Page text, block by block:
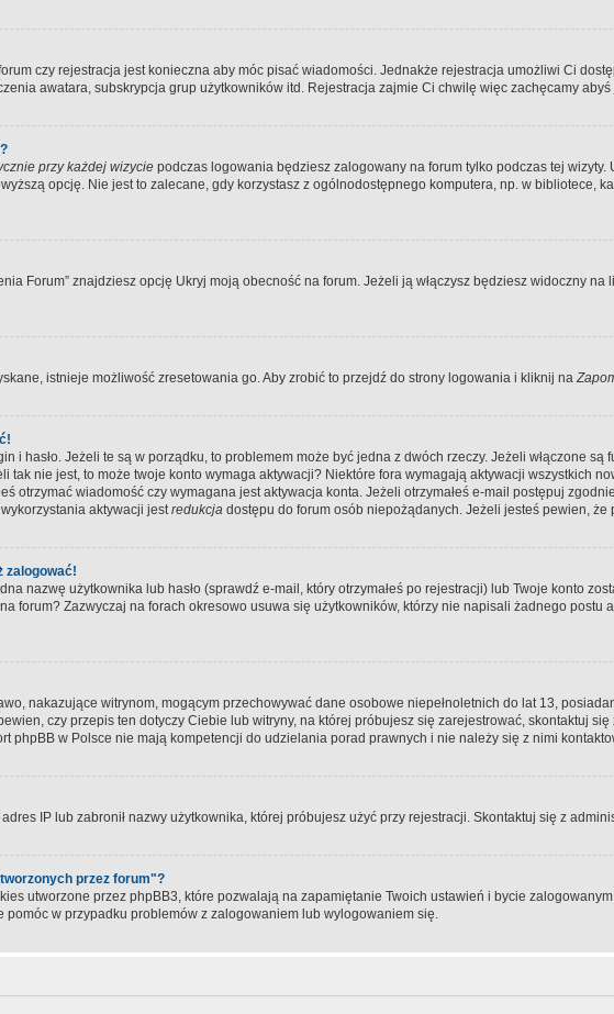
czy rejestracja jest konieczna aby móc pisać wiadomości. Jednakże rejestracja umożliwi Ci
awatara, subskrypcja grup użytkowników itd. Rejestracja zajmie Ci chwilę więc zachęcamy abyś
przy każdej wizycie podczas logowania będziesz zalogowany na forum tylko podczas tej
opcję. Nie jest to zalecane, gdy korzystasz z ogólnodostępnego komputera, np. w bibliotece,
Forum” znajdziesz opcję Ukryj moją obecność na forum. Jeżeli ją włączysz będziesz widoczny
istnieje możliwość zresetowania go. Aby zrobić to przejdź do strony logowania i kliknij na
i hasło. Jeżeli te są w porządku, to problemem może być jedna z dwóch rzeczy. Jeżeli włączone są
tak nie jest, to może twoje konto wymaga aktywacji? Niektóre fora wymagają aktywacji wszystkich
otrzymać wiadomość czy wymagana jest aktywacja konta. Jeżeli otrzymałeś e-mail postępuj
aktywacji jestredukcja dostępu do forum osób niepożądanych. Jeżeli jesteś pewien,
zalogować!
nazwę użytkownika lub hasło (sprawdź e-mail, który otrzymałeś po rejestracji) lub Twoje konto
forum? Zazwyczaj na forach okresowo usuwa się użytkowników, którzy nie napisali żadnego
nakazujące witrynom, mogącym przechowywać dane osobowe niepełnoletnich do lat 13,
czy przepis ten dotyczy Ciebie lub witryny, na której próbujesz się zarejestrować, skontaktuj
phpBB w Polsce nie mają kompetencji do udzielania porad prawnych i nie należy się z nimi
IP lub zabronił nazwy użytkownika, której próbujesz użyć przy rejestracji. Skontaktuj się z
przez forum"?
utworzone przez phpBB3, które pozwalają na zapamiętanie Twoich ustawień i bycie
w przypadku problemów z zalogowaniem lub wylogowaniem się.